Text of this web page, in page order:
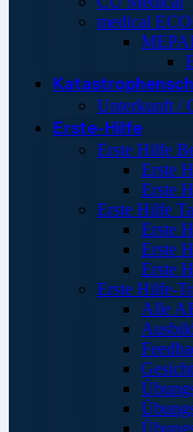
medical
Unterkunft /
Erste-Hilfe
Erste Hilfe
Erste
Erste
Erste Hilfe
Erste
Erste
Erste
Erste Hilfe-
Alle